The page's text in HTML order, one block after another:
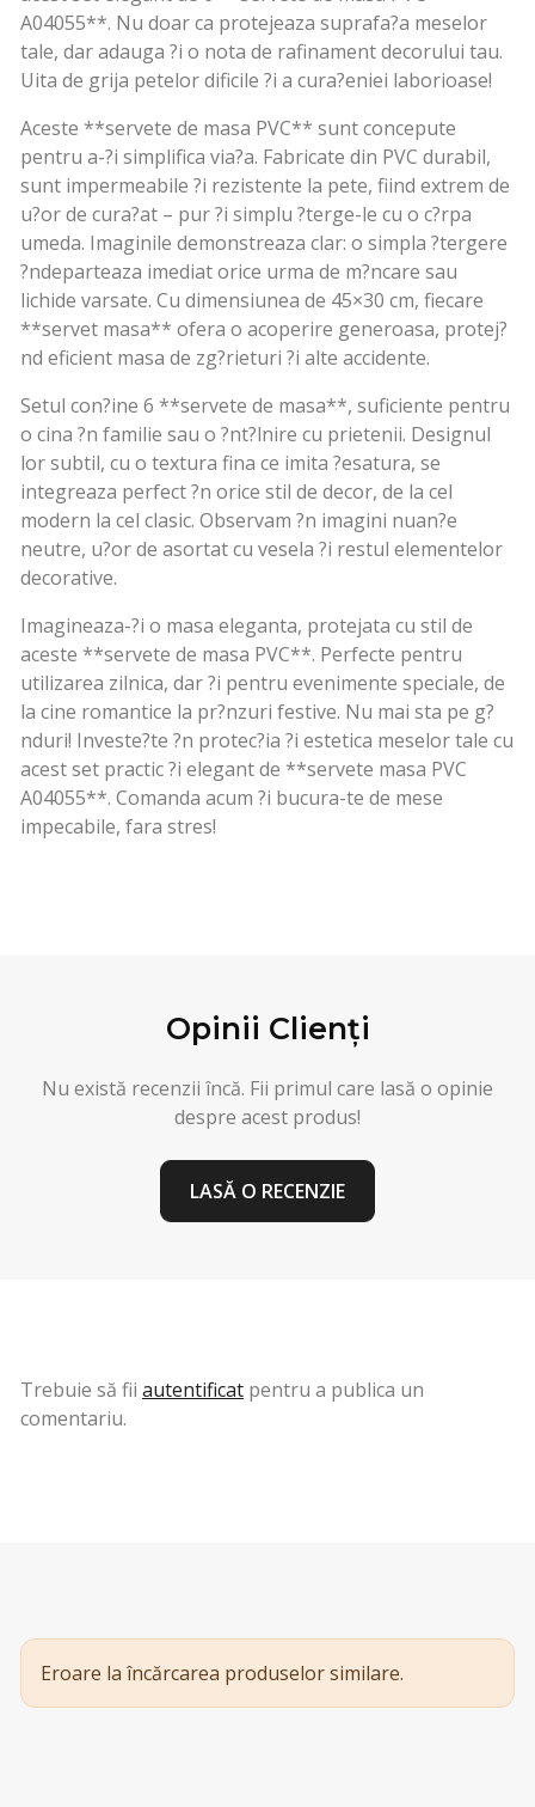
A04055**. Nu doar ca protejeaza suprafa?a meselor
tale, dar adauga ?i o nota de rafinament decorului tau.
Uita de grija petelor dificile ?i a cura?eniei laborioase!
Aceste **servete de masa PVC** sunt concepute
pentru a-?i simplifica via?a. Fabricate din PVC durabil,
sunt impermeabile ?i rezistente la pete, fiind extrem de
u?or de cura?at – pur ?i simplu ?terge-le cu o c?rpa
umeda. Imaginile demonstreaza clar: o simpla ?tergere
?ndeparteaza imediat orice urma de m?ncare sau
lichide varsate. Cu dimensiunea de 45×30 cm, fiecare
**servet masa** ofera o acoperire generoasa, protej?
nd eficient masa de zg?rieturi ?i alte accidente.
Setul con?ine 6 **servete de masa**, suficiente pentru
o cina ?n familie sau o ?nt?lnire cu prietenii. Designul
lor subtil, cu o textura fina ce imita ?esatura, se
integreaza perfect ?n orice stil de decor, de la cel
modern la cel clasic. Observam ?n imagini nuan?e
neutre, u?or de asortat cu vesela ?i restul elementelor
decorative.
Imagineaza-?i o masa eleganta, protejata cu stil de
aceste **servete de masa PVC**. Perfecte pentru
utilizarea zilnica, dar ?i pentru evenimente speciale, de
la cine romantice la pr?nzuri festive. Nu mai sta pe g?
nduri! Investe?te ?n protec?ia ?i estetica meselor tale cu
acest set practic ?i elegant de **servete masa PVC
A04055**. Comanda acum ?i bucura-te de mese
impecabile, fara stres!
Opinii Clienți
Nu există recenzii încă. Fii primul care lasă o opinie
despre acest produs!
LASĂ O RECENZIE
Trebuie să fii autentificat pentru a publica un
comentariu.
Eroare la încărcarea produselor similare.